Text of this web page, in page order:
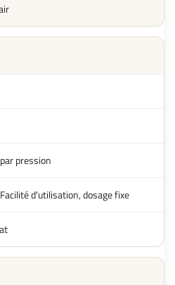
pression
Facilité d'utilisation, dosage fixe